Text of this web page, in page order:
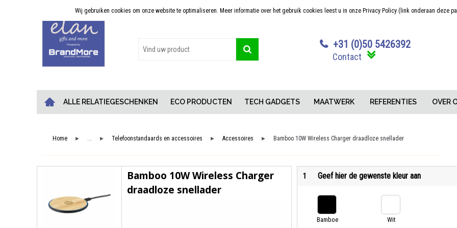
Persoonlijk advies Sterk in maatwerk Concurrerende
+31 (0)50 5426392
Contact
ALLE RELATIEGESCHENKEN ECO PRODUCTEN TECH GADGETS MAATWERK REFERENTIES OVER
Home ► ... ► Telefoonstandaards en accessoires ► Accessoires ► Bamboo 10W Wireless Charger draadloze snellader
1 Geef hier de gewenste kleur aan
Bamboe Wit
Bamboo 10W Wireless Charger
draadloze snellader
Wij gebruiken cookies om onze website te optimaliseren. Meer informatie over het gebruik cookies leest u in onze Privacy Policy (link onderaan deze